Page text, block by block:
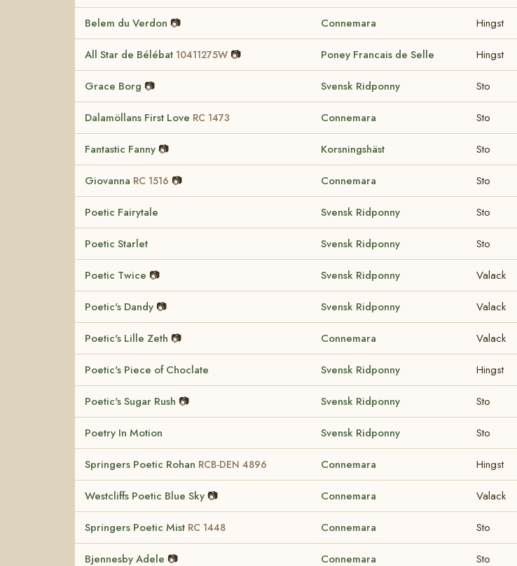
Belem du Verdon 📷 Connemara Hingst
All Star de Bélébat 10411275W 📷 Poney Francais de Selle Hingst
Grace Borg 📷 Svensk Ridponny Sto
Dalamöllans First Love RC 1473 Connemara Sto
Fantastic Fanny 📷 Korsningshäst Sto
Giovanna RC 1516 📷 Connemara Sto
Poetic Fairytale Svensk Ridponny Sto
Poetic Starlet Svensk Ridponny Sto
Poetic Twice 📷 Svensk Ridponny Valack
Poetic's Dandy 📷 Svensk Ridponny Valack
Poetic's Lille Zeth 📷 Connemara Valack
Poetic's Piece of Choclate Svensk Ridponny Hingst
Poetic's Sugar Rush 📷 Svensk Ridponny Sto
Poetry In Motion Svensk Ridponny Sto
Springers Poetic Rohan RCB-DEN 4896 Connemara Hingst
Westcliffs Poetic Blue Sky 📷 Connemara Valack
Springers Poetic Mist RC 1448 Connemara Sto
Bjennesby Adele 📷 Connemara Sto